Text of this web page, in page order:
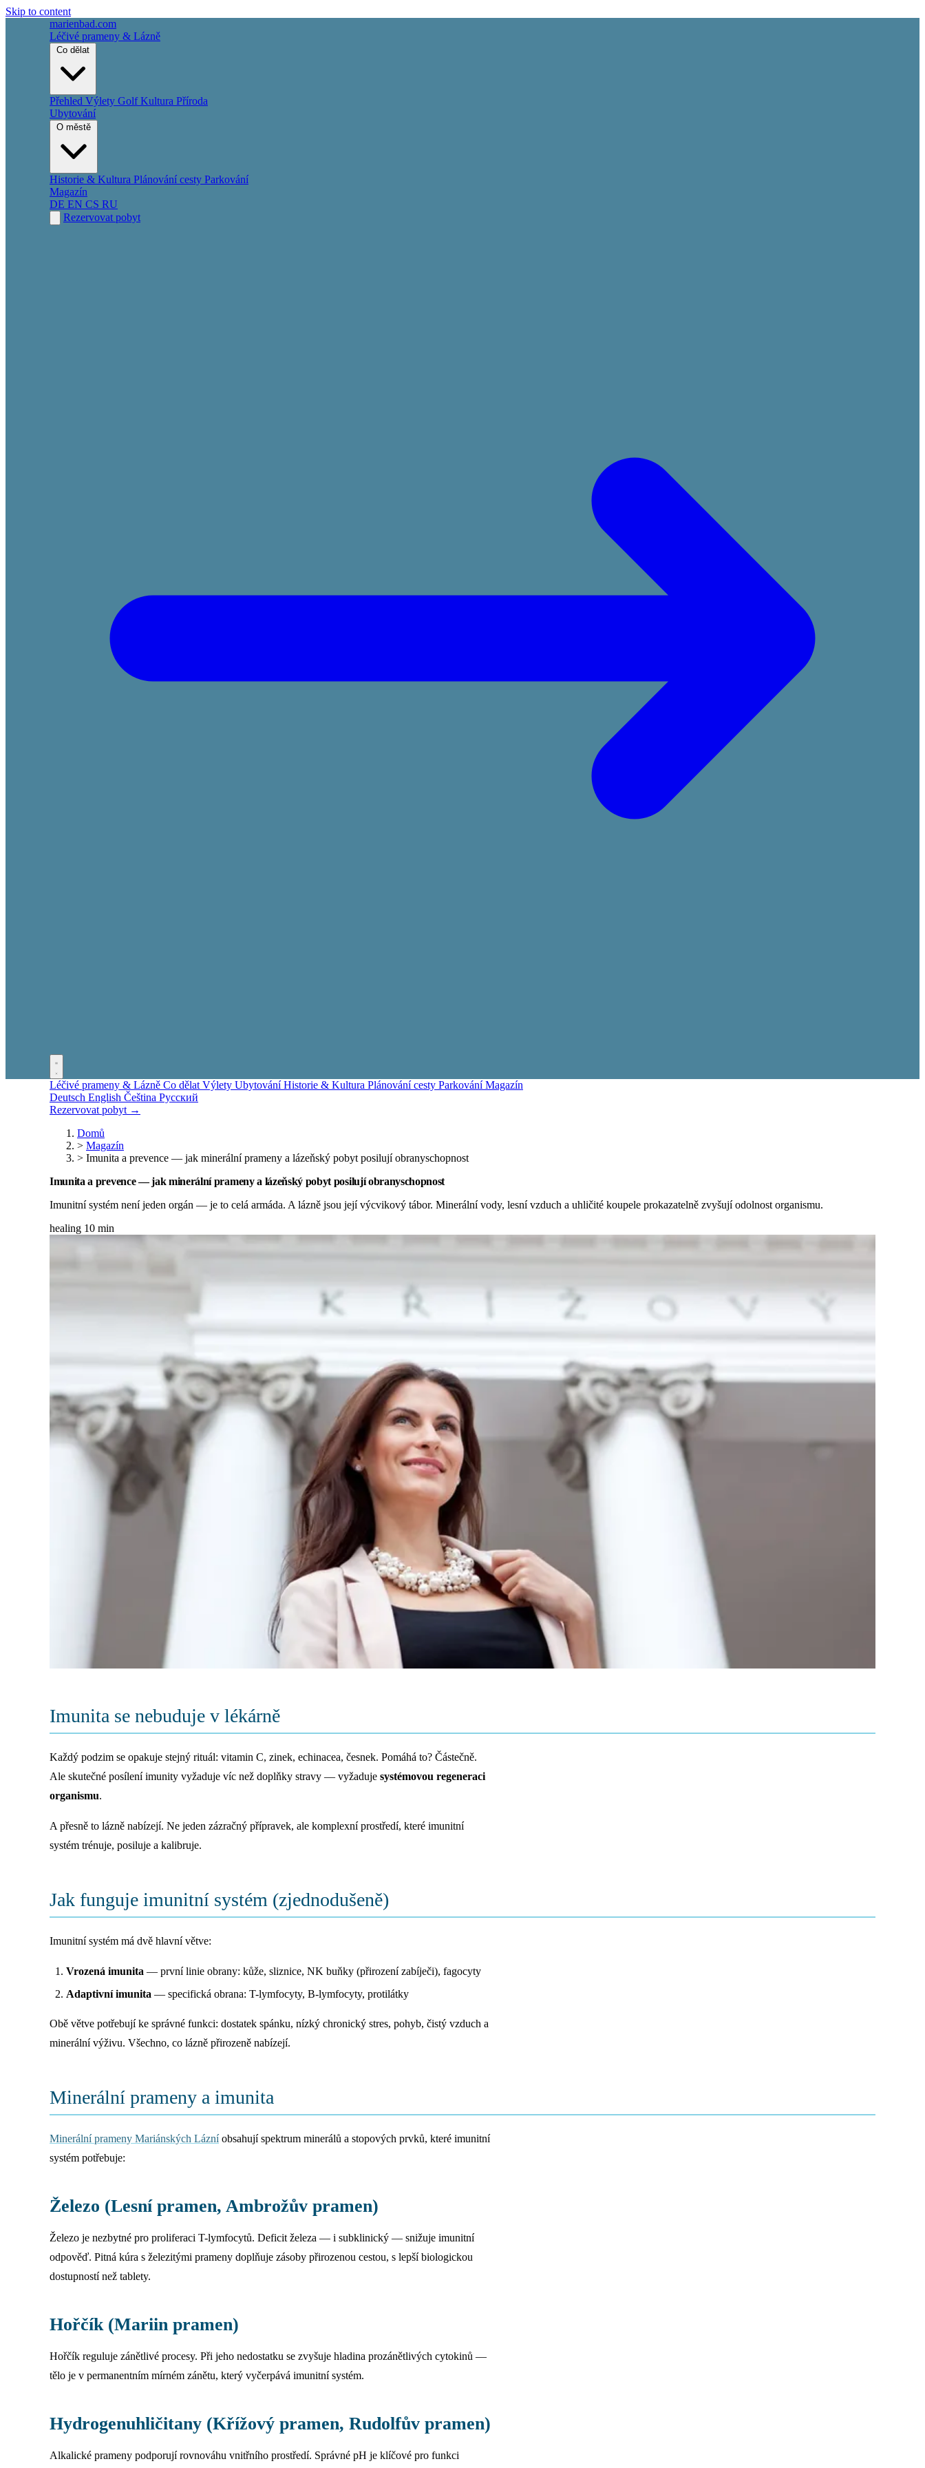
Skip to content
marienbad.com
Léčivé prameny & Lázně
Přehled Výlety GolfKultura Příroda
Ubytování
Historie & Kultura Plánování cesty Parkování
Magazín
DE EN CS RU
Rezervovat pobyt
Léčivé prameny & Lázně Co dělat Výlety UbytováníHistorie & Kultura Plánování cesty ParkováníMagazín
Deutsch English Čeština Русский
Rezervovat pobyt →
Domů
> Magazín
> Imunita a prevence — jak minerální prameny a lázeňský pobyt posilují obranyschopnost
Imunita a prevence — jak minerální prameny a lázeňský pobyt posilují obranyschopnost
Imunitní systém není jeden orgán — je to celá armáda. A lázně jsou její výcvikový tábor. Minerální vody, lesní vzduch a uhličité koupele prokazatelně zvyšují odolnost organismu.
healing 10 min
Imunita se nebuduje v lékárně
Každý podzim se opakuje stejný rituál: vitamin C, zinek, echinacea, česnek. Pomáhá to? Částečně.
Ale skutečné posílení imunity vyžaduje víc než doplňky stravy — vyžaduje systémovou regeneraci
organismu.
A přesně to lázně nabízejí. Ne jeden zázračný přípravek, ale komplexní prostředí, které imunitní
systém trénuje, posiluje a kalibruje.
Jak funguje imunitní systém (zjednodušeně)
Imunitní systém má dvě hlavní větve:
Vrozená imunita — první linie obrany: kůže, sliznice, NK buňky (přirození zabíječi), fagocyty
Adaptivní imunita — specifická obrana: T-lymfocyty, B-lymfocyty, protilátky
Obě větve potřebují ke správné funkci: dostatek spánku, nízký chronický stres, pohyb, čistý vzduch a
minerální výživu. Všechno, co lázně přirozeně nabízejí.
Minerální prameny a imunita
Minerální prameny Mariánských Lázníobsahují spektrum minerálů a stopových prvků, které imunitní
systém potřebuje:
Železo (Lesní pramen, Ambrožův pramen)
Železo je nezbytné pro proliferaci T-lymfocytů. Deficit železa — i subklinický — snižuje imunitní
odpověď. Pitná kúra s železitými prameny doplňuje zásoby přirozenou cestou, s lepší biologickou
dostupností než tablety.
Hořčík (Mariin pramen)
Hořčík reguluje zánětlivé procesy. Při jeho nedostatku se zvyšuje hladina prozánětlivých cytokinů —
tělo je v permanentním mírném zánětu, který vyčerpává imunitní systém.
Hydrogenuhličitany (Křížový pramen, Rudolfův pramen)
Alkalické prameny podporují rovnováhu vnitřního prostředí. Správné pH je klíčové pro funkci